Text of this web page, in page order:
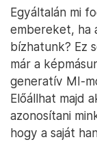
Egyáltalán mi
embereket, ha
bízhatunk? Ez
már a
generatív MI-
Előállhat majd
azonosítani
hogy a saját